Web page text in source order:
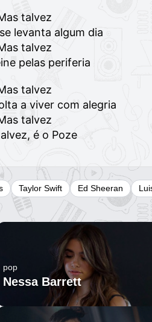
talvez
levanta algum dia
talvez
pelas periferia
talvez
a viver com alegria
talvez
é o Poze
Taylor Swift Ed Sheeran
pop
Nessa Barrett